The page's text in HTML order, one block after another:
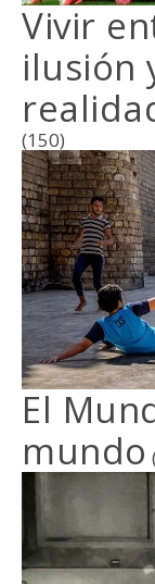
Vivir
ilusión
(150)
El
mundo